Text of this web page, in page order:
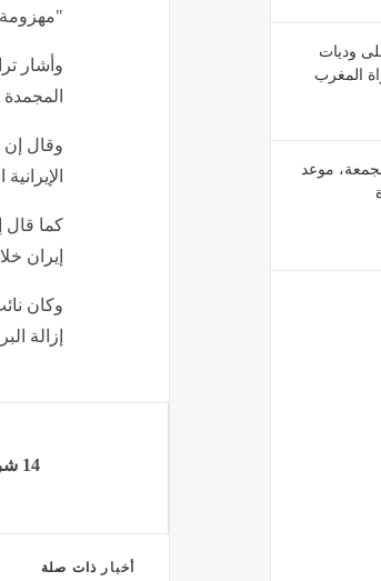
وديات
المغرب
موعد
وأشار
وقال إن
كما قال
إيران
وكان
إزالة
14 شركة تتصدر تداولات سوق الشركات الصغيرة والمتوسطة بالبورصة المصرية خلال الأسبوع
أخبار ذات صلة